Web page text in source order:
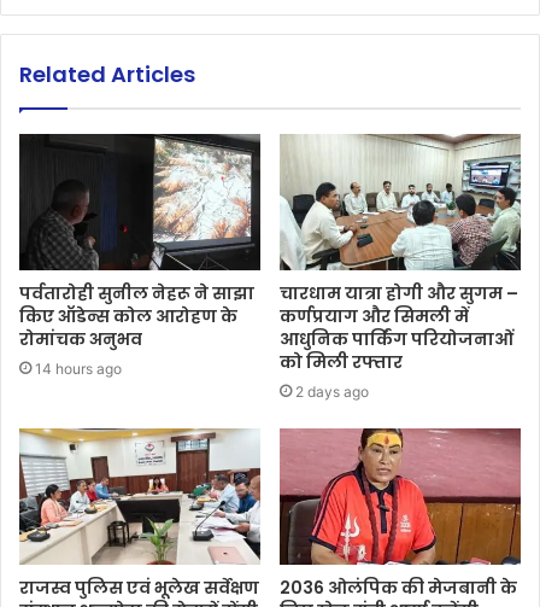
Related Articles
पर्वतारोही सुनील नेहरू ने साझा
किए ऑडेन्स कोल आरोहण के
रोमांचक अनुभव
14 hours ago
चारधाम यात्रा होगी और सुगम –
कर्णप्रयाग और सिमली में
आधुनिक पार्किंग परियोजनाओं
को मिली रफ्तार
2 days ago
राजस्व पुलिस एवं भूलेख सर्वेक्षण
2036 ओलंपिक की मेजबानी के